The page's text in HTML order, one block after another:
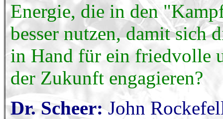
Energie, die in den
besser nutzen, damit sich
in Hand für ein friedvolle
der Zukunft engagieren?
Dr. Scheer:John